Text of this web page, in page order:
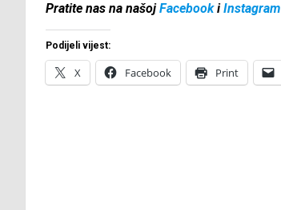
Pratite nas na našojFacebookiInstagram
Podijeli vijest:
X Facebook Print